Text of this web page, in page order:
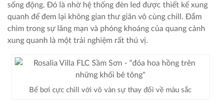
sống động. Đó là nhờ hệ thống đèn led được thiết kế xung
quanh để đem lại không gian thư giãn vô cùng chill. Đắm
chìm trong sự lãng mạn và phóng khoáng của quang cảnh
xung quanh là một trải nghiệm rất thú vị.
Bể bơi cực chill với vô vàn sự thay đổi về màu sắc